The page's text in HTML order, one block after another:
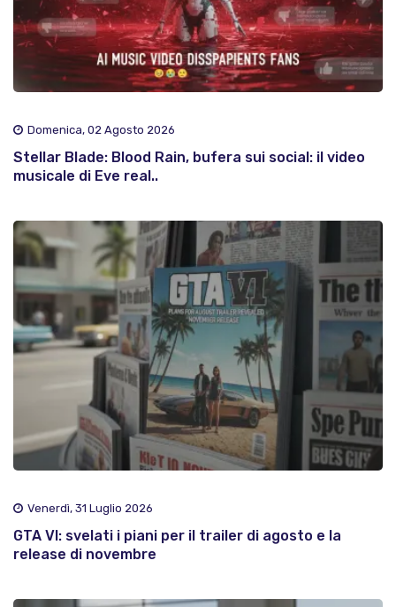
Domenica, 02 Agosto 2026
Stellar Blade: Blood Rain, bufera sui social: il video
musicale di Eve real..
Venerdì, 31 Luglio 2026
GTA VI: svelati i piani per il trailer di agosto e la
release di novembre